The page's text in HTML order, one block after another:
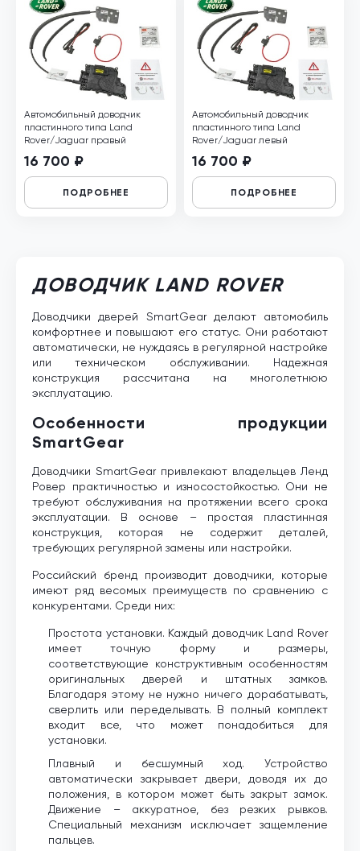
Автомобильный доводчик
пластинного типа Land
Rover/Jaguar правый
16 700 ₽
ПОДРОБНЕЕ
Автомобильный доводчик
пластинного типа Land
Rover/Jaguar левый
16 700 ₽
ПОДРОБНЕЕ
ДОВОДЧИК LAND ROVER
Доводчики дверей SmartGear делают автомобиль
комфортнее и повышают его статус. Они работают
автоматически, не нуждаясь в регулярной настройке
или техническом обслуживании. Надежная
конструкция рассчитана на многолетнюю
эксплуатацию.
Особенности продукции
SmartGear
Доводчики SmartGear привлекают владельцев Ленд
Ровер практичностью и износостойкостью. Они не
требуют обслуживания на протяжении всего срока
эксплуатации. В основе – простая пластинная
конструкция, которая не содержит деталей,
требующих регулярной замены или настройки.
Российский бренд производит доводчики, которые
имеют ряд весомых преимуществ по сравнению с
конкурентами. Среди них:
Простота установки. Каждый доводчик Land Rover
имеет точную форму и размеры,
соответствующие конструктивным особенностям
оригинальных дверей и штатных замков.
Благодаря этому не нужно ничего дорабатывать,
сверлить или переделывать. В полный комплект
входит все, что может понадобиться для
установки.
Плавный и бесшумный ход. Устройство
автоматически закрывает двери, доводя их до
положения, в котором может быть закрыт замок.
Движение – аккуратное, без резких рывков.
Специальный механизм исключает защемление
пальцев.